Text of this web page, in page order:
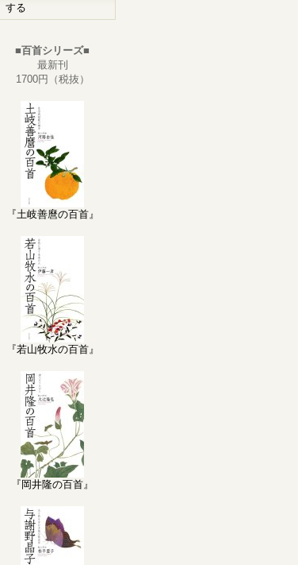
する
■百首シリーズ■
最新刊
1700円（税抜）
『土岐善麿の百首』
『若山牧水の百首』
『岡井隆の百首』